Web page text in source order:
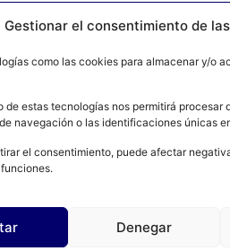
Gestionar el consentimiento de
como las cookies para almacenar y/o
de estas tecnologías nos permitirá procesar
navegación o las identificaciones únicas
el consentimiento, puede afectar
Denegar